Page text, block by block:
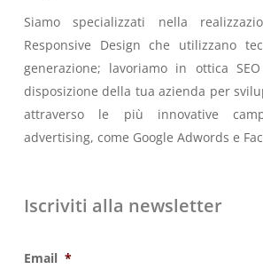
Siamo specializzati nella
Responsive Design che utilizzano
generazione; lavoriamo in ottica
disposizione della tua azienda per
attraverso le più innovative
advertising, come Google Adwords e
Iscriviti alla newsletter
Email *